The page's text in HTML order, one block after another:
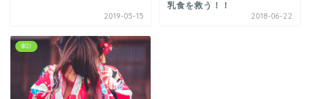
2019-05-15
乳食を救う！！
2018-06-22
家計